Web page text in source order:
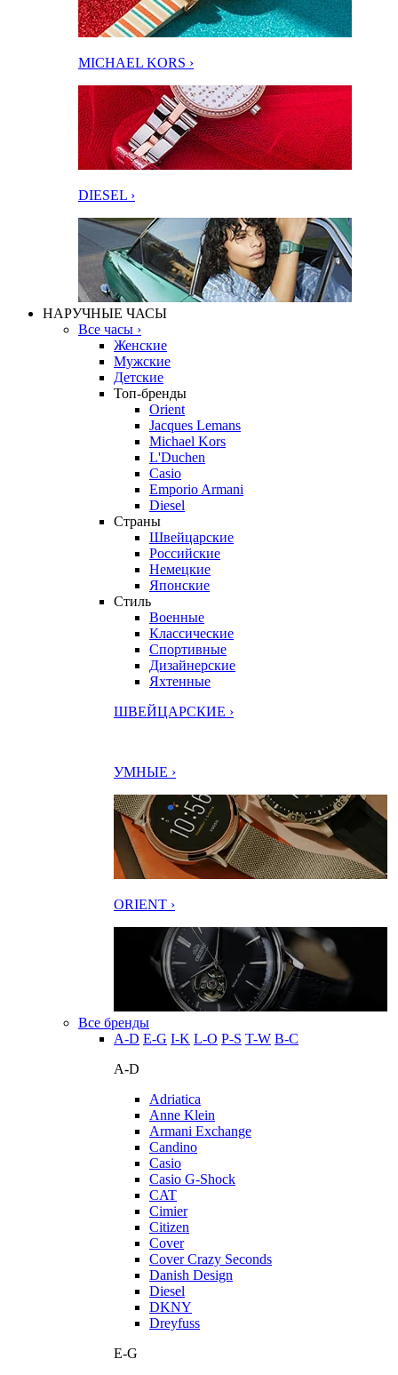
MICHAEL KORS ›
DIESEL ›
НАРУЧНЫЕ ЧАСЫ
Все часы ›
Женские
Мужские
Детские
Топ-бренды
Orient
Jacques Lemans
Michael Kors
L'Duchen
Casio
Emporio Armani
Diesel
Страны
Швейцарские
Российские
Немецкие
Японские
Стиль
Военные
Классические
Спортивные
Дизайнерские
Яхтенные
ШВЕЙЦАРСКИЕ ›
УМНЫЕ ›
ORIENT ›
Все бренды
A-D E-G I-K L-O P-S T-W В-С
A-D
Adriatica
Anne Klein
Armani Exchange
Candino
Casio
Casio G-Shock
CAT
Cimier
Citizen
Cover
Cover Crazy Seconds
Danish Design
Diesel
DKNY
Dreyfuss
E-G